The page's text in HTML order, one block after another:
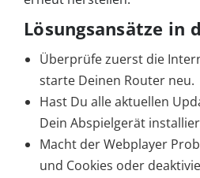
Lösungsansätze in
Überprüfe zuerst die
starte Deinen Router neu.
Hast Du alle aktuellen
Dein Abspielgerät
Macht der Webplayer
und Cookies oder